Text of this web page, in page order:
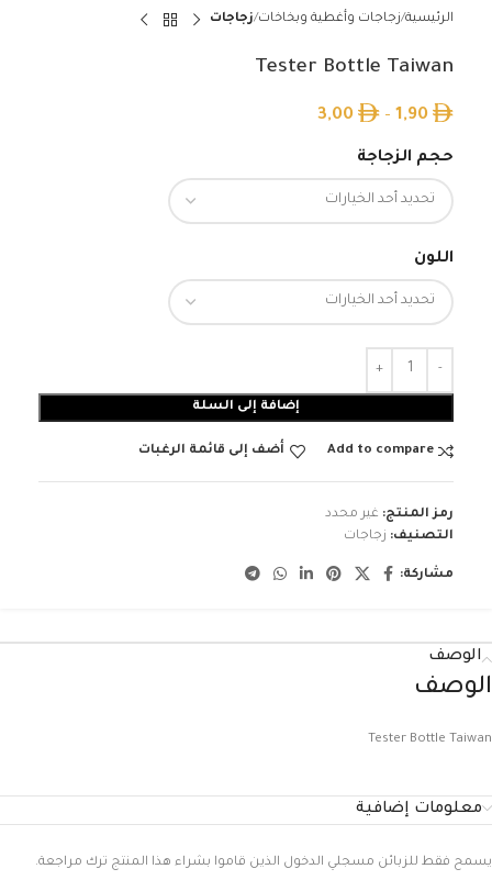
الرئيسية زجاجات وأغطية وبخاخات زجاجات
Tester Bottle Taiwan
1,90
–
3,00
حجم الزجاجة
اللون
إضافة إلى السلة
Add to compare أضف إلى قائمة الرغبات
رمز المنتج: غير محدد
التصنيف: زجاجات
مشاركة:
الوصف
الوصف
Tester Bottle Taiwan
معلومات إضافية
يسمح فقط للزبائن مسجلي الدخول الذين قاموا بشراء هذا المنتج ترك مراجعة.